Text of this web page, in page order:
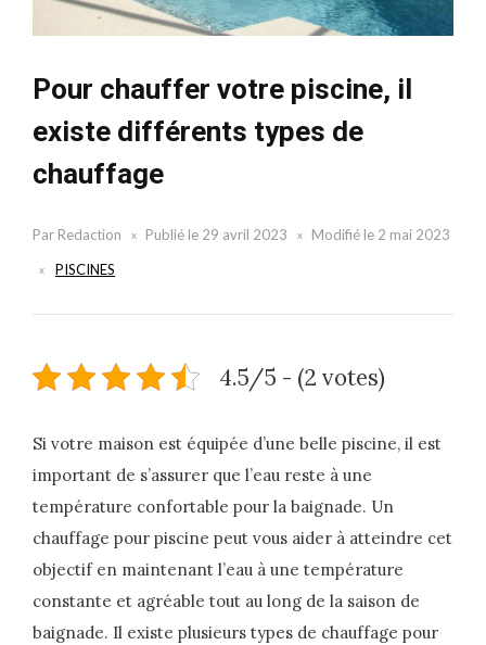
Pour chauffer votre piscine, il
existe différents types de
chauffage
Par Redaction Publié le 29 avril 2023 Modifié le 2 mai 2023
PISCINES
4.5/5 - (2 votes)
Si votre maison est équipée d’une belle piscine, il est
important de s’assurer que l’eau reste à une
température confortable pour la baignade. Un
chauffage pour piscine peut vous aider à atteindre cet
objectif en maintenant l’eau à une température
constante et agréable tout au long de la saison de
baignade. Il existe plusieurs types de chauffage pour